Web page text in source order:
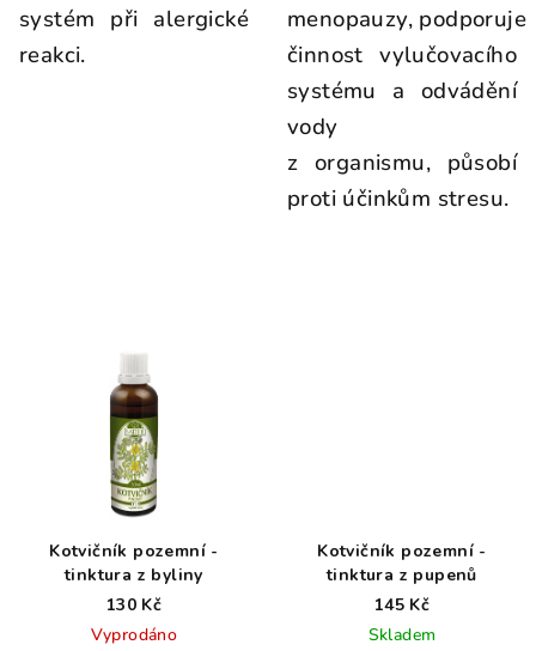
systém při alergické
reakci.
menopauzy, podporuje
činnost vylučovacího
systému a odvádění
vody
z organismu, působí
proti účinkům stresu.
Kotvičník pozemní -
tinktura z byliny
130 Kč
Vyprodáno
Kotvičník pozemní -
tinktura z pupenů
145 Kč
Skladem